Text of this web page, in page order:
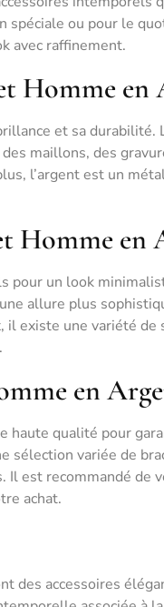
spéciale ou pour le
avec raffinement.
Homme en
et sa
maillons, des
l’argent est un
Homme en
un look
allure plus
existe une variété
en
haute qualité pour
sélection variée de
Il est recommandé de
achat.
des accessoires